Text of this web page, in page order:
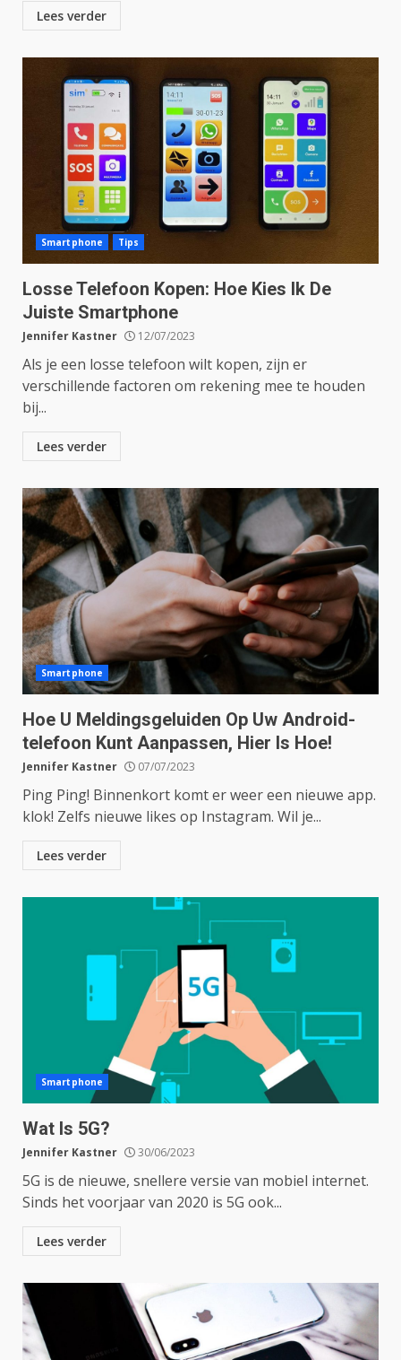
Lees verder
Smartphone Tips
Losse Telefoon Kopen: Hoe Kies Ik De
Juiste Smartphone
Jennifer Kastner 12/07/2023
Als je een losse telefoon wilt kopen, zijn er
verschillende factoren om rekening mee te houden
bij...
Lees verder
Smartphone
Hoe U Meldingsgeluiden Op Uw Android-
telefoon Kunt Aanpassen, Hier Is Hoe!
Jennifer Kastner 07/07/2023
Ping Ping! Binnenkort komt er weer een nieuwe app.
klok! Zelfs nieuwe likes op Instagram. Wil je...
Lees verder
Smartphone
Wat Is 5G?
Jennifer Kastner 30/06/2023
5G is de nieuwe, snellere versie van mobiel internet.
Sinds het voorjaar van 2020 is 5G ook...
Lees verder